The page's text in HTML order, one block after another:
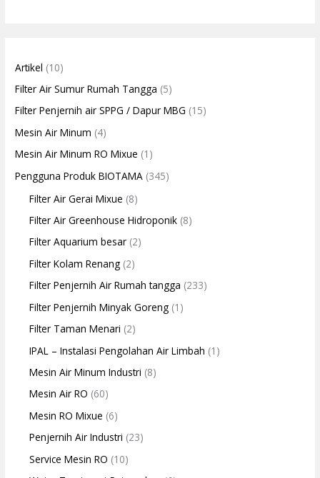
Artikel (10)
Filter Air Sumur Rumah Tangga (5)
Filter Penjernih air SPPG / Dapur MBG (15)
Mesin Air Minum (4)
Mesin Air Minum RO Mixue (1)
Pengguna Produk BIOTAMA (345)
Filter Air Gerai Mixue (8)
Filter Air Greenhouse Hidroponik (8)
Filter Aquarium besar (2)
Filter Kolam Renang (2)
Filter Penjernih Air Rumah tangga (233)
Filter Penjernih Minyak Goreng (1)
Filter Taman Menari (2)
IPAL – Instalasi Pengolahan Air Limbah (1)
Mesin Air Minum Industri (8)
Mesin Air RO (60)
Mesin RO Mixue (6)
Penjernih Air Industri (23)
Service Mesin RO (10)